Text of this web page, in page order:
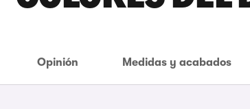
Opinión Medidas y acabados